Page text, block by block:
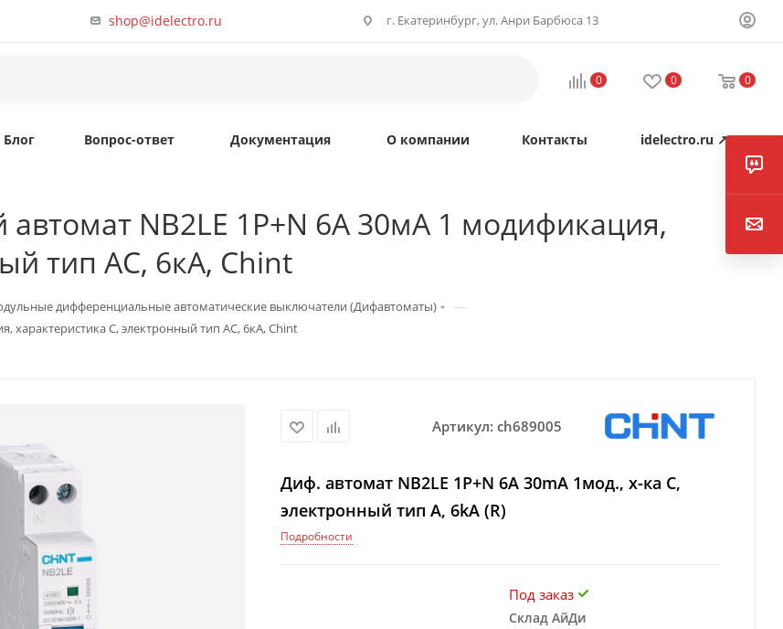
shop@idelectro.ru г. Екатеринбург, ул. Анри Барбюса 13
0 0 0
Блог Вопрос-ответ Документация О компании Контакты idelectro.ru ↗
NB2LE 1P+N 6А 30мА 1 модификация,
тип AC, 6кА, Chint
дифференциальные автоматические выключатели (Дифавтоматы) —
C, электронный тип AC, 6кА, Chint
Артикул: ch689005
Диф. автомат NB2LE 1P+N 6A 30mA 1мод., х-ка С,
электронный тип A, 6kA (R)
Подробности
Под заказ
Склад АйДи